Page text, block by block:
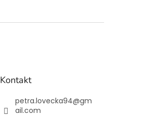
Kontakt
petra.lovecka94@gm
ail.com